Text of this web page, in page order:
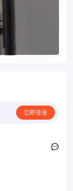
立即登录